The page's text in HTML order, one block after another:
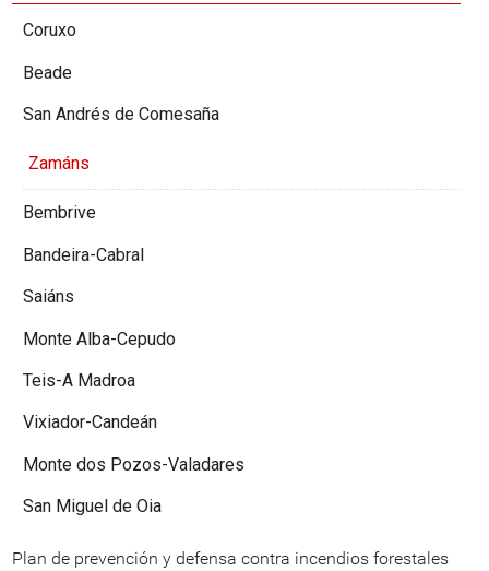
Coruxo
Beade
San Andrés de Comesaña
Zamáns
Bembrive
Bandeira-Cabral
Saiáns
Monte Alba-Cepudo
Teis-A Madroa
Vixiador-Candeán
Monte dos Pozos-Valadares
San Miguel de Oia
Plan de prevención y defensa contra incendios forestales